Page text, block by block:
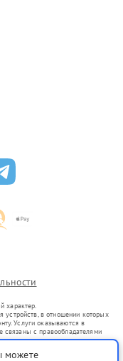
характер.
устройств, в отношении которых
Услуги оказываются в
с правообладателями
оборот в соответствии
можете